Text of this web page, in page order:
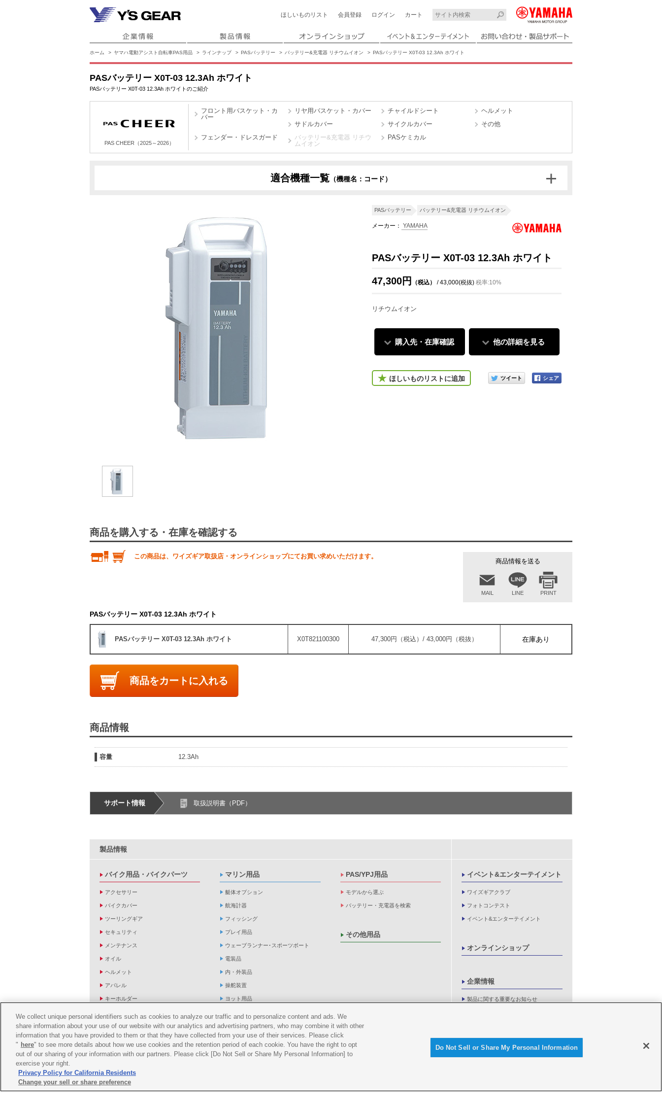
ほしいもの リスト 会員登録 ログイン カート
ホーム ヤマハ電動アシスト自転車PAS用品 ラインナップ PASバッテリー バッテリー&充電器 リチウムイオン PASバッテリー X0T-03 12.3Ah ホワイト
PASバッテリー X0T-03 12.3Ah ホワイト
PASバッテリー X0T-03 12.3Ah ホワイトのご紹介
PAS CHEER（2025～2026）
フロント用バスケット・カ
バー
リヤ用バスケット・カバー チャイルドシート
ヘルメット
サドルカバー
サイクルカバー
その他
フェンダー・ドレスガード
バッテリー&充電器 リチウ
ムイオン
PASケミカル
適合機種一覧 （機種名：コード）
PASバッテリー バッテリー&充電器 リチウムイオン
メーカー： YAMAHA
PASバッテリー X0T-03 12.3Ah ホワイト
47,300円 （税込） / 43,000(税抜) 税率:10%
リチウムイオン
購入先・在庫確認 他の詳細を見る
ほしいものリストに追加
このアイテムをシェアする
商品を購入する・在庫を確認する
商品情報を送る
MAIL LINE PRINT
この商品は、ワイズギア取扱店・オンラインショップにてお買い求めいただけます。
PASバッテリー X0T-03 12.3Ah ホワイト
PASバッテリー X0T-03 12.3Ah ホワイト X0T821100300 47,300円（税込）/ 43,000円（税抜） 在庫あり
商品をカートに入れる
商品情報
容量 12.3Ah
サポート情報 取扱説明書（PDF）
製品情報
バイク用品・バイクパーツ
アクセサリー
バイクカバー
ツーリングギア
セキュリティ
メンテナンス
オイル
ヘルメット
アパレル
キーホルダー
バイク雑貨
YZF R1/R6レーシングキットパーツ
マリン用品
艇体オプション
航海計器
フィッシング
プレイ用品
ウェーブランナー･スポーツボート
電装品
内・外装品
操舵装置
ヨット用品
救命品・検査品
メンテナンス
アパレル
PAS/YPJ用品
モデルから選ぶ
バッテリー・充電器を検索
その他用品
イベント&エンターテイメント
ワイズギアクラブ
フォトコンテスト
イベント&エンターテイメント
オンラインショップ
企業情報
製品に関する重要なお知らせ
We collect unique personal identifiers such as cookies to analyze our traffic and to personalize content and ads. We
share information about your use of our website with our analytics and advertising partners, who may combine it with other
information that you have provided to them or that they have collected from your use of their services. Please click
" here" to see more details about how we use cookies and the retention period of each cookie. You have the right to opt
out of our sharing of your information with our partners. Please click [Do Not Sell or Share My Personal Information] to
exercise your right.
Privacy Policy for California Residents
Change your sell or share preference
Do Not Sell or Share My Personal Information